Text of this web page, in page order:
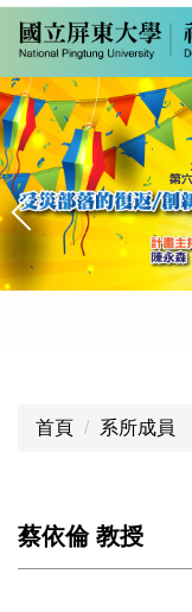
跳
到
主
要
內
容
區
首頁 系所成員
蔡依倫 教授